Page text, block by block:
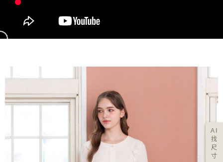
AI
找
尺
寸